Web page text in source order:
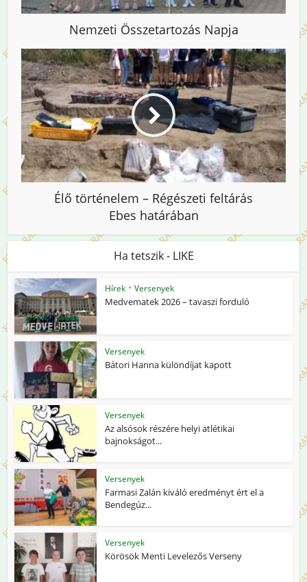
Nemzeti Összetartozás Napja
Élő történelem – Régészeti feltárás
Ebes határában
Ha tetszik - LIKE
Hírek • Versenyek
Medvematek 2026 – tavaszi forduló
Versenyek
Bátori Hanna különdíjat kapott
Versenyek
Az alsósok részére helyi atlétikai
bajnokságot...
Versenyek
Farmasi Zalán kiváló eredményt ért el a
Bendegúz...
Versenyek
Körösök Menti Levelezős Verseny